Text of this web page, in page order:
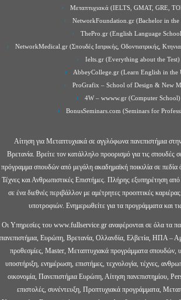
Μεταπτυχιακά (IELTS, GMAT, GRE,
NetworkFoundation.gr (Bachelor in the
ThePro.gr (English Language
NetworkMedical.gr (Σπουδές Ιατρικής, Οδοντιατρικής,
Ielts.gr (Everything about the Test)
AbbeyCollege.gr (Learn English in the
ProGrafix – School of Design & New
4W – wwww.gr (Computer School)
BonusSeminars.com (Seminars for
Αίτηση για Μεταπτυχιακά σε αγγλόφωνα πανεπιστήμια
Βρετανία. Βρείτε τον κατάλληλο προορισμό για τις σπουδές
πρόγραμμα σπουδών από μεγάλη ακαδημαϊκή ποικιλία σε πεδία
Τέχνες και Ανθρωπιστικές Επιστήμες. Πλήρης εξυπηρέτηση
σε ένα διεθνές περιβάλλον με αμέτρητες προοπτικές
υποτροφιών. Ενημερωθείτε για τα προγράμματα και
Οι Υπηρεσίες του www.fullservice.gr αναφέρονται σε όλα τα
πανεπιστήμια, Ευρώπη, Βρετανία, Ολλανδία, Ελβετία, ΗΠΑ –
προθεσμίες, Master, Μεταπτυχιακά προγράμματα σπουδών,
υποστήριξη, ενημέρωση, επιστήμες, τεχνολογία, τέχνες,
οικονομία, Πανεπιστήμια Ευρώπη, Αίτηση πανεπιστημίου,
επιστολές, συνέντευξη, Προπτυχιακά προγράμματα,